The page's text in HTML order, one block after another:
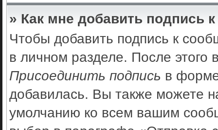
» Как мне добавить подпись
Чтобы добавить подпись к
в личном разделе. После
Присоединить подпись в
добавилась. Вы также можете
умолчанию ко всем вашим